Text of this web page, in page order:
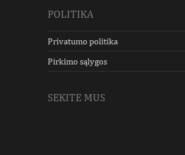
POLITIKA
Privatumo politika
Pirkimo sąlygos
SEKITE MUS